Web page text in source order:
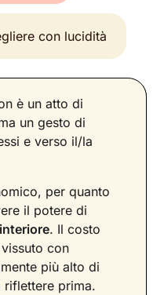
con lucidità
è un atto di
un gesto di
e verso il/la
per quanto
il potere di
. Il costo
con
più alto di
riflettere prima.